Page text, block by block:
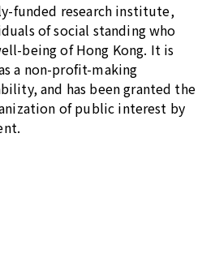
funded research institute,
of social standing who
being of Hong Kong. It is
a non-profit-making
and has been granted the
of public interest by